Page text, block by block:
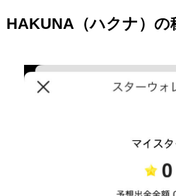
HAKUNA（ハクナ）の